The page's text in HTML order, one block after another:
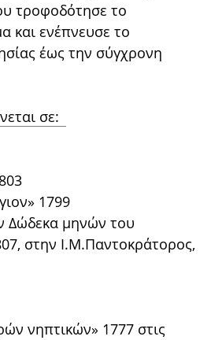
τροφοδότησε το
και ενέπνευσε το
έως την σύγχρονη
σε:
1799
Δώδεκα μηνών του
στην Ι.Μ.Παντοκράτορος,
νηπτικών» 1777 στις